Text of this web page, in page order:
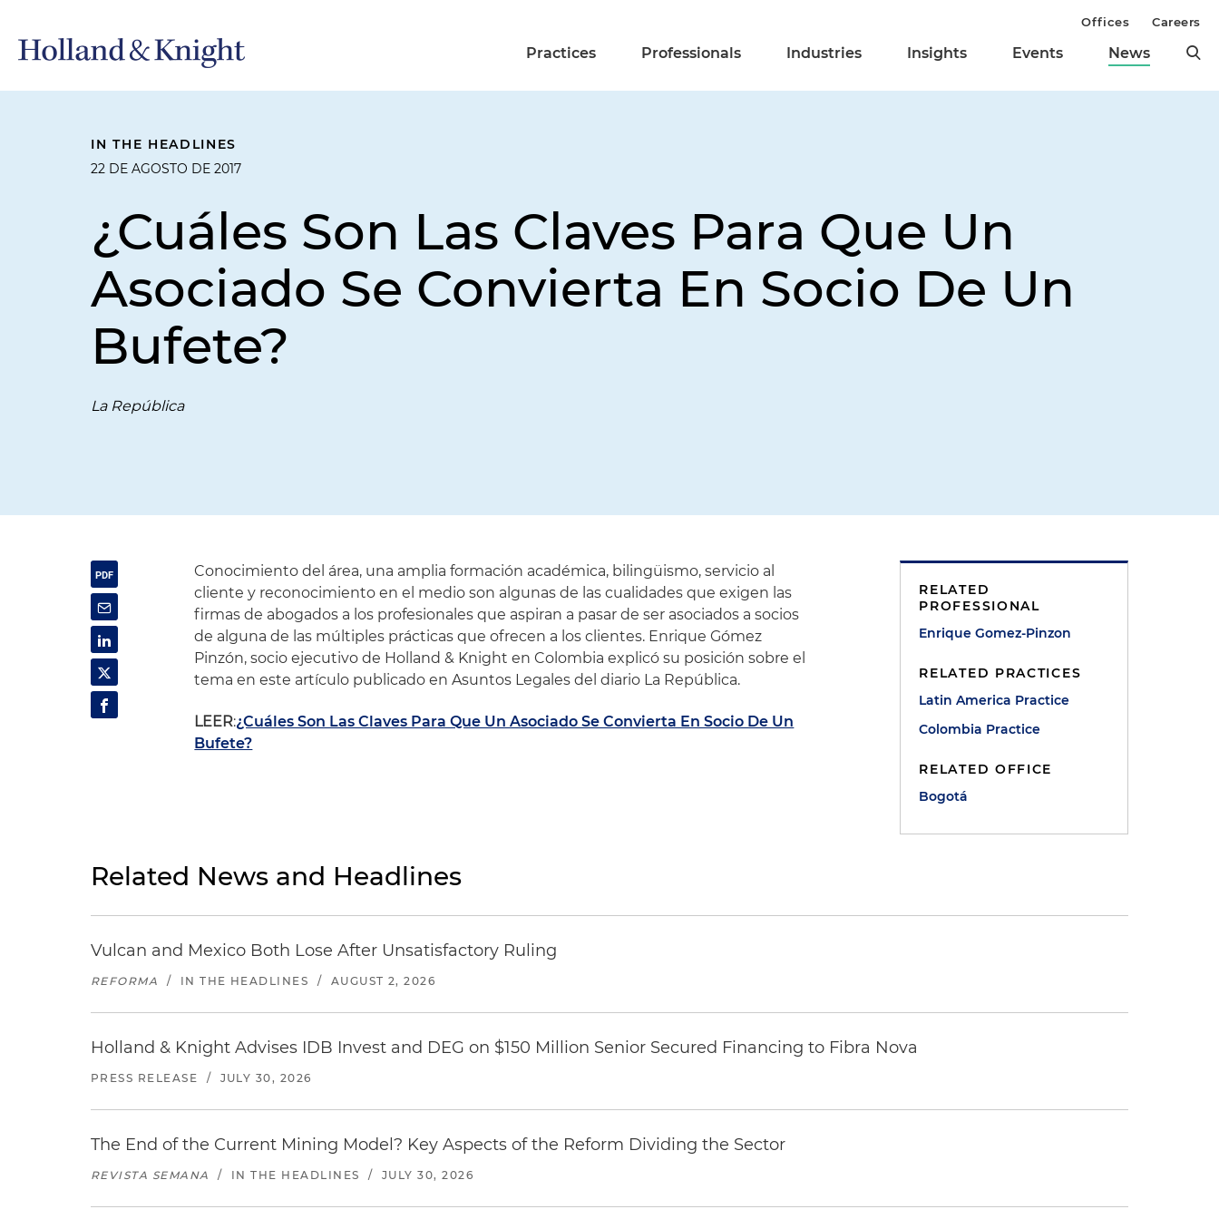
Practices Professionals Industries Insights Events News
Offices Careers
IN THE HEADLINES
22 DE AGOSTO DE 2017
¿Cuáles Son Las Claves Para Que Un
Asociado Se Convierta En Socio De Un
Bufete?
La República
Conocimiento del área, una amplia formación académica, bilingüismo, servicio al
cliente y reconocimiento en el medio son algunas de las cualidades que exigen las
firmas de abogados a los profesionales que aspiran a pasar de ser asociados a socios
de alguna de las múltiples prácticas que ofrecen a los clientes. Enrique Gómez
Pinzón, socio ejecutivo de Holland & Knight en Colombia explicó su posición sobre el
tema en este artículo publicado en Asuntos Legales del diario La República.
LEER:¿Cuáles Son Las Claves Para Que Un Asociado Se Convierta En Socio De Un
Bufete?
RELATED
PROFESSIONAL
Enrique Gomez-Pinzon
RELATED PRACTICES
Latin America Practice
Colombia Practice
RELATED OFFICE
Bogotá
Related News and Headlines
Vulcan and Mexico Both Lose After Unsatisfactory Ruling
REFORMA / IN THE HEADLINES / AUGUST 2, 2026
Holland & Knight Advises IDB Invest and DEG on $150 Million Senior Secured Financing to Fibra Nova
PRESS RELEASE / JULY 30, 2026
The End of the Current Mining Model? Key Aspects of the Reform Dividing the Sector
REVISTA SEMANA / IN THE HEADLINES / JULY 30, 2026